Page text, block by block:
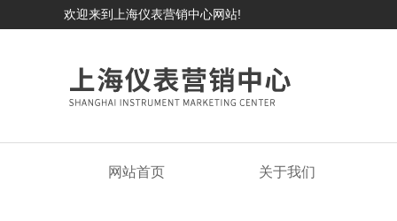
欢迎来到上海仪表营销中心网站!
网站首页 关于我们